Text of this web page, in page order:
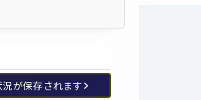
が保存されます